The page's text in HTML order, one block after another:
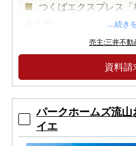
つくばエクスプレス
地上４３階建て、柏
ー
「三井不動産グルー
...続き
売主:三井不
資料請
パークホームズ流山
イエ